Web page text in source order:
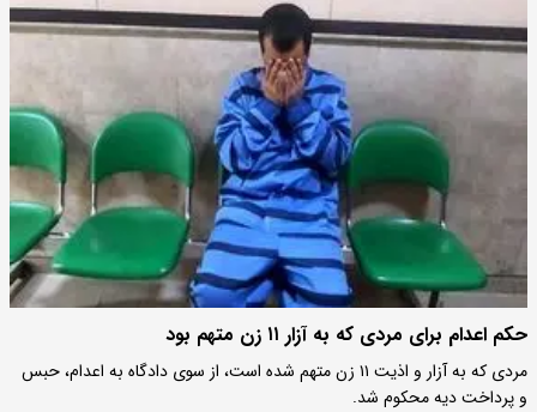
حکم اعدام برای مردی که به آزار ۱۱ زن متهم بود
مردی که به آزار و اذیت ۱۱ زن متهم شده ‌است، از سوی دادگاه به اعدام، حبس
و پرداخت دیه محکوم شد.